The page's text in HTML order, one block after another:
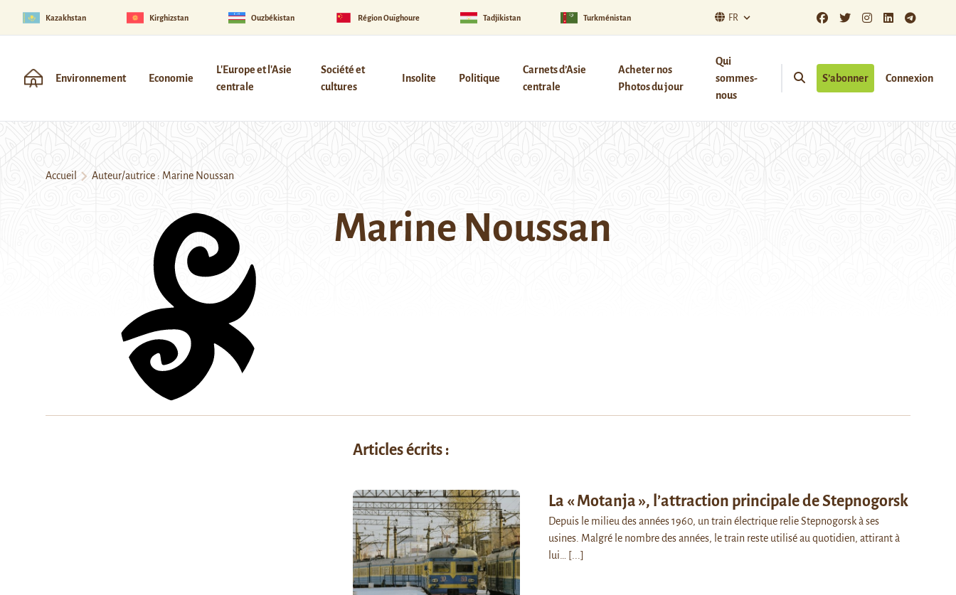
Kazakhstan Kirghizstan Ouzbékistan Région Ouïghoure Tadjikistan Turkménistan FR
Environnement Economie
L'Europe et l'Asie
centrale
Société et
cultures
Insolite Politique
Carnets d’Asie
centrale
Acheter nos
Photos du jour
Qui
sommes-
nous
S’abonner Connexion
Accueil Auteur/autrice : Marine Noussan
Marine Noussan
Articles écrits :
La « Motanja », l’attraction principale de Stepnogorsk
Depuis le milieu des années 1960, un train électrique relie Stepnogorsk à ses
usines. Malgré le nombre des années, le train reste utilisé au quotidien, attirant à
lui…
[...]